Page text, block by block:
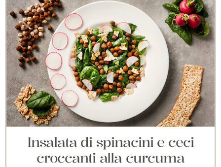
Insalata di spinacini e ceci
croccanti alla curcuma